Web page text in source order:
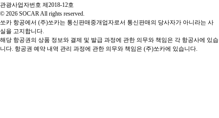
관광사업자번호 제2018-12호
© 2026 SOCAR All rights reserved.
쏘카 항공에서 (주)쏘카는 통신판매중개업자로서 통신판매의 당사자가 아니라는 사
실을 고지합니다.
해당 항공권의 상품 정보와 결제 및 발급 과정에 관한 의무와 책임은 각 항공사에 있습
니다. 항공권 예약 내역 관리 과정에 관한 의무와 책임은 (주)쏘카에 있습니다.